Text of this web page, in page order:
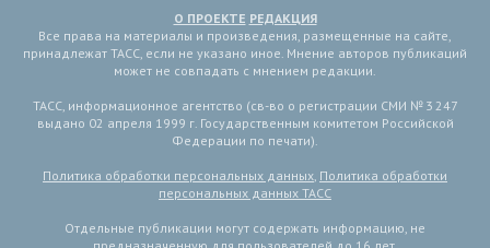
О ПРОЕКТЕ РЕДАКЦИЯ
Все права на материалы и произведения, размещенные на сайте,
принадлежат ТАСС, если не указано иное. Мнение авторов публикаций
может не совпадать с мнением редакции.
ТАСС, информационное агентство (св-во о регистрации СМИ № 3 247
выдано 02 апреля 1999 г. Государственным комитетом Российской
Федерации по печати).
Политика обработки персональных данных, Политика обработки
персональных данных ТАСС
Отдельные публикации могут содержать информацию, не